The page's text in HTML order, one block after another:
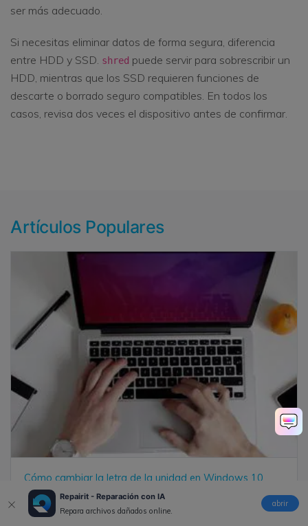
Repairit - Reparación con IA
Repara archivos dañados online.
abrir
ser más adecuado.
Si necesitas eliminar datos de forma segura, diferencia
entre HDD y SSD. shred puede servir para sobrescribir un
HDD, mientras que los SSD requieren funciones de
descarte o borrado seguro compatibles. En todos los
casos, revisa dos veces el dispositivo antes de confirmar.
Artículos Populares
Cómo cambiar la letra de la unidad en Windows 10